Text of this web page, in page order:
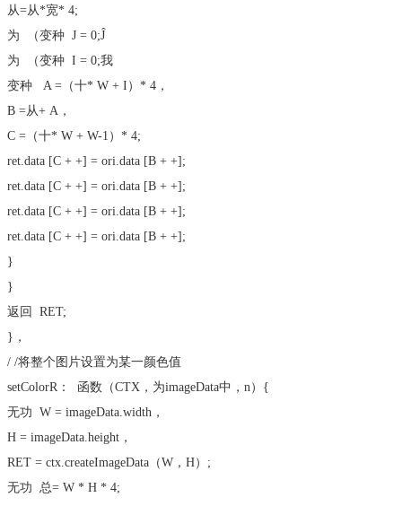
从=从*宽* 4;
为 （变种 J = 0;Ĵ
为 （变种 I = 0;我
变种 A =（十* W + I）* 4，
B =从+ A，
C =（十* W + W-1）* 4;
ret.data [C + +] = ori.data [B + +];
ret.data [C + +] = ori.data [B + +];
ret.data [C + +] = ori.data [B + +];
ret.data [C + +] = ori.data [B + +];
}
}
返回
RET;
}，
/ /将整个图片设置为某一颜色值
setColorR： 函数 （CTX，为imageData中，n）{
无功 W = imageData.width，
H = imageData.height，
RET = ctx.createImageData（W，H）;
无功 总= W * H * 4;